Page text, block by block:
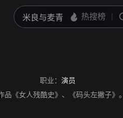
职业： 演员
品《女人残酷史》、《码头左撇子》。